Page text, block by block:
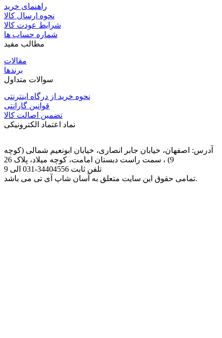
راهنمای خرید
نحوه ارسال کالا
شرایط عودت کالا
شماره حساب ها
مطالب مفید
مقالات
برندها
سوالات متداول
نحوه خرید از درگاه اینترنتی
قوانین گارانتی
تضمین اصالت کالا
نماد اعتماد الکترونیکی
آدرس: اصفهان، خیابان جابر انصاری، خیابان ابونعیم شمالی (کوچه
9) ، سمت راست دبستان امامت، کوچه میلاد، پلاک 26
تلفن ثابت 031-34404556 الی 9
تمامی حقوق این سایت متعلق به آسان شاپ آی تی می باشد.